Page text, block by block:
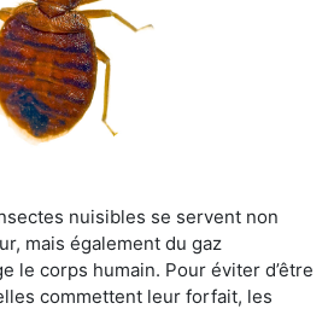
nuisibles se servent non
mais également du gaz
le corps humain. Pour éviter d’être
commettent leur forfait, les